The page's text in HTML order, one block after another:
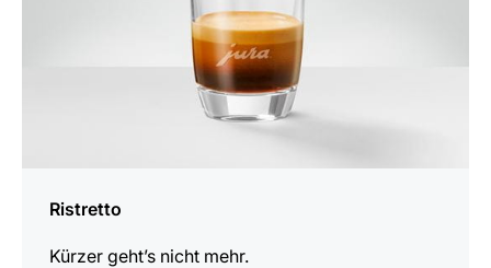
Ristretto
Kürzer geht’s nicht mehr.